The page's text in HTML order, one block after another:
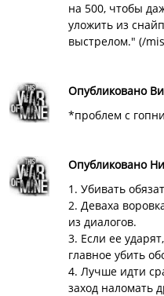
на 500, чтобы
уложить из
выстрелом." (/
Опубликовано
*проблем с
Опубликовано
1. Убивать
2. Деваха
из диалогов.
3. Если ее
главное убить
4. Лучше идти
заход наломать